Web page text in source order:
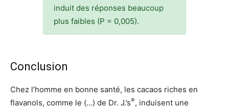
induit des réponses beaucoup
plus faibles (P = 0,005).
Conclusion
Chez l’homme en bonne santé, les cacaos riches en
flavanols, comme le (…) de Dr. J.’s®, induisent une